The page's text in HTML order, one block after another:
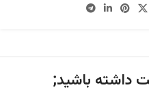
باشید;